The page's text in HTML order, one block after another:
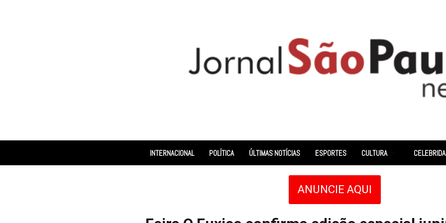
INTERNACIONAL POLÍTICA ÚLTIMAS NOTÍCIAS ESPORTES CULTURA
ANUNCIE AQUI